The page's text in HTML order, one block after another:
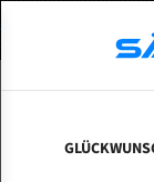
ABOUTS
ENGLISH